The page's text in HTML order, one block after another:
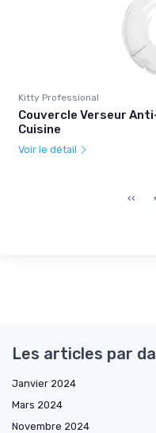
Kitty Professional
Couvercle Verseur
Cuisine
Voir le détail
‹‹ ‹
Les articles par
Janvier 2024
Mars 2024
Novembre 2024